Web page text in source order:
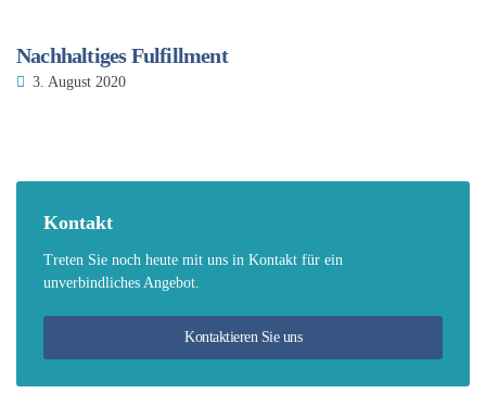
Nachhaltiges Fulfillment
3. August 2020
Kontakt
Treten Sie noch heute mit uns in Kontakt für ein
unverbindliches Angebot.
Kontaktieren Sie uns